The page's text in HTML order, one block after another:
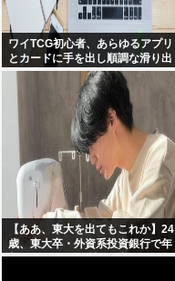
ワイTCG初心者、あらゆるアプリ
とカードに手を出し順調な滑り出
し
【ああ、東大を出てもこれか】24
歳、東大卒・外資系投資銀行で年
収1100万円の男性を “刺しゅう